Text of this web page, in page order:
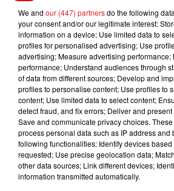
5 VYSOTSKY:Aprés deux courses
arrive à un bon degré de forme,
sur cette distance l'an
estimer pour la 4/5
7 SAINT NICOLAS:Court toujours
sera aujourd'hui dans la
L'handicapeur lui a fait grace de
profiter.
FIL D'ACTUS
We and our (447) partnersdo the following
your consent and/or our legitimate interest:
information on a device; Use limited data to
profiles for personalised advertising; Use
advertising; Measure advertising performance;
performance; Understand audiences through
of data from different sources; Develop and
profiles to personalise content; Use profiles to
content; Use limited data to select content;
detect fraud, and fix errors; Deliver and
Save and communicate privacy choices.
process personal data such as IP address and
following functionalities: Identify devices
requested; Use precise geolocation data;
other data sources; Link different devices;
information transmitted automatically.